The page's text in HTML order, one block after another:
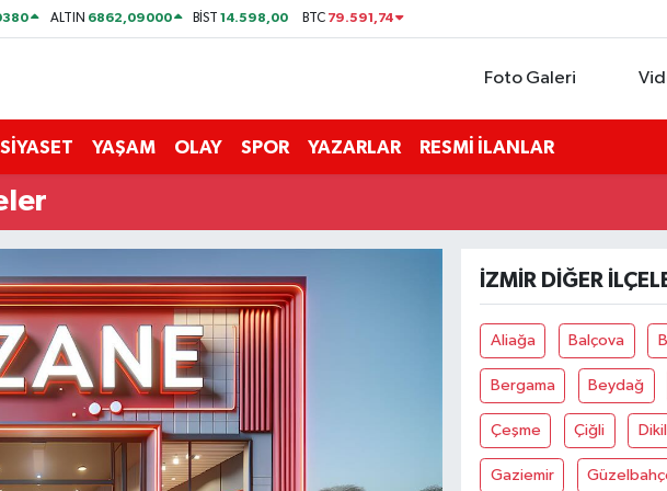
ALTIN 6862,09000 BİST14.598,00 BTC 79.591,74
Foto Galeri
SİYASET YAŞAM OLAY SPOR YAZARLAR RESMİ İLANLAR
İZMIR DIĞER
Aliağa Balçova
Bergama Beydağ
Çeşme Çiğli
Gaziemir